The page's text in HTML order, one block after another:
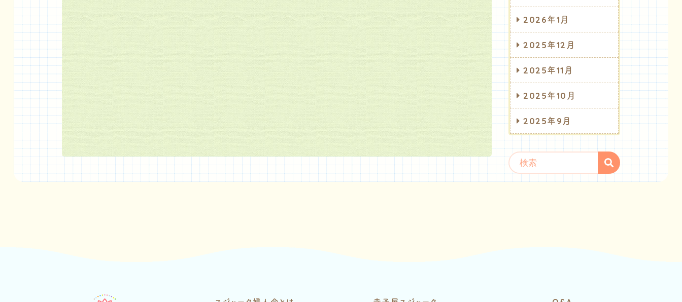
2026年1月
2025年12月
2025年11月
2025年10月
2025年9月